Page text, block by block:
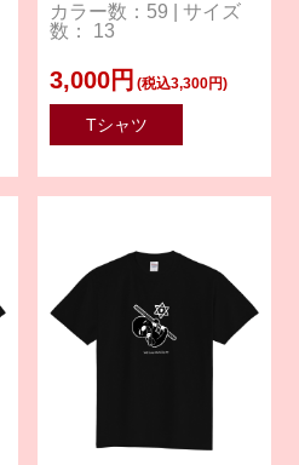
カラー数：59 | サイズ
数： 13
3,000円 (税込3,300円)
Tシャツ